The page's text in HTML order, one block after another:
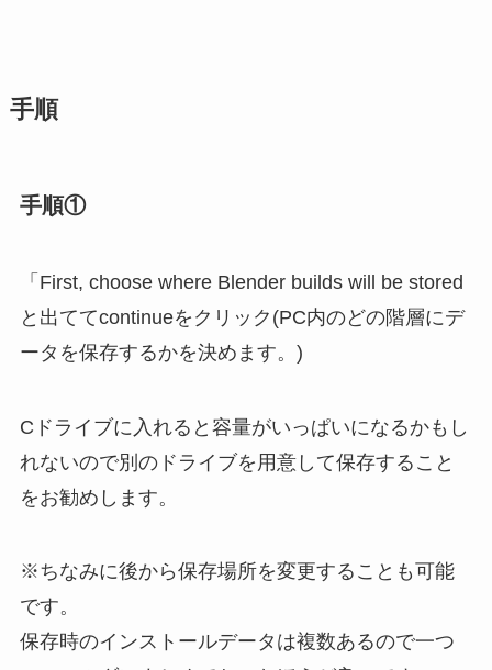
手順
手順①
「First, choose where Blender builds will be stored
と出ててcontinueをクリック(PC内のどの階層にデ
ータを保存するかを決めます。)
Cドライブに入れると容量がいっぱいになるかもし
れないので別のドライブを用意して保存すること
をお勧めします。
※ちなみに後から保存場所を変更することも可能
です。
保存時のインストールデータは複数あるので一つ